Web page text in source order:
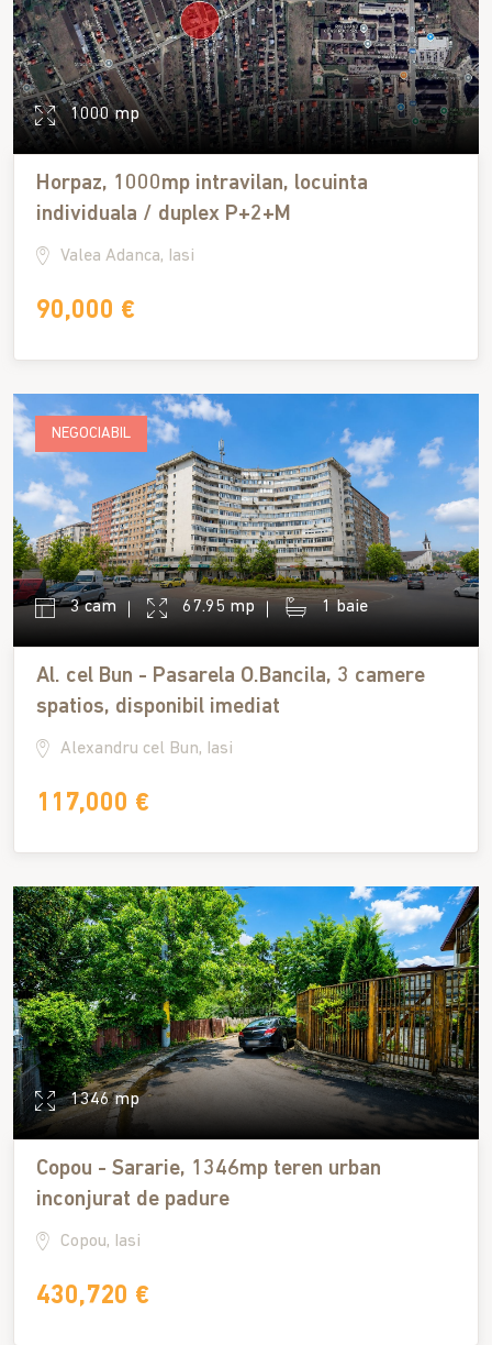
1000 mp
Horpaz, 1000mp intravilan, locuinta
individuala / duplex P+2+M
Valea Adanca, Iasi
90,000 €
NEGOCIABIL
3 cam 67.95 mp 1 baie
Al. cel Bun - Pasarela O.Bancila, 3 camere
spatios, disponibil imediat
Alexandru cel Bun, Iasi
117,000 €
1346 mp
Copou - Sararie, 1346mp teren urban
inconjurat de padure
Copou, Iasi
430,720 €